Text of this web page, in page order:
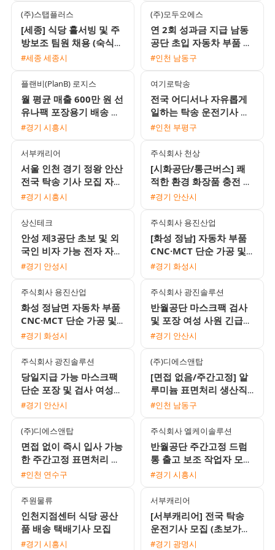
행
(주)스탭플러스
[세종] 식당 홀서빙 및 주
방보조 팀원 채용 (숙식
지원 가능)
#세종 세종시
(주)모두오에스
연 2회 성과금 지급 남동
공단 초입 자동차 부품 회
사 주간 조립 및 검사 사
#인천 남동구
플랜비(PlanB) 로지스
월 평균 매출 600만 원 선
유나팩 포장용기 배송 기
사 모집 경력 무관 외국인
#경기 시흥시
여기로탁송
전국 어디서나 자유롭게
일하는 탁송 운전기사 모
집 / 월 450만원 수준 / 초
#인천 부평구
서부캐리어
서울 인천 경기 정왕 안산
전국 탁송 기사 모집 자차
없이 초보 가능
#경기 시흥시
주식회사 천상
[시화공단/통근버스] 쾌
적한 환경 화장품 충전 및
검사 여성 사원 모집 (내
#경기 안산시
상신테크
안성 제3공단 초보 및 외
국인 비자 가능 전자 자동
차 부품 조립 검수 용접
#경기 안성시
주식회사 용진산업
[화성 정남] 자동차 부품
CNC·MCT 단순 가공 및
치수 측정 생산직 모집
#경기 화성시
주식회사 용진산업
화성 정남면 자동차 부품
CNC·MCT 단순 가공 및
측정 생산직 채용
#경기 화성시
주식회사 광진솔루션
반월공단 마스크팩 검사
및 포장 여성 사원 긴급
모집
#경기 안산시
주식회사 광진솔루션
당일지급 가능 마스크팩
단순 포장 및 검사 여성
사원 채용
#경기 안산시
(주)디에스앤탑
[면접 없음/주간고정] 알
루미늄 표면처리 생산직
모집 (시급 10520원 / 주
#인천 남동구
(주)디에스앤탑
면접 없이 즉시 입사 가능
한 주간고정 표면처리 생
산직 모집 (시급 10520원
#인천 연수구
주식회사 엘케이솔루션
반월공단 주간고정 드럼
통 출고 보조 작업자 모집
(일급 및 주급 가능, 통근
#경기 시흥시
주원물류
인천지점센터 식당 공산
품 배송 택배기사 모집
#경기 시흥시
서부캐리어
[서부캐리어] 전국 탁송
운전기사 모집 (초보가능
/ 일급 18만원 이상 / 자
#경기 광명시